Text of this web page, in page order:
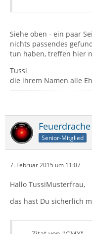
Siehe oben - ein paar
nichts passendes
tun haben, treffen hier
Tussi
die ihrem Namen alle
Feuerdrache
Senior-Mitglied
7. Februar 2015 um 11:07
Hallo TussiMusterfrau,
das hast Du sicherlich